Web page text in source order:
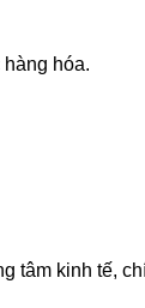
hóa.
tâm kinh tế,